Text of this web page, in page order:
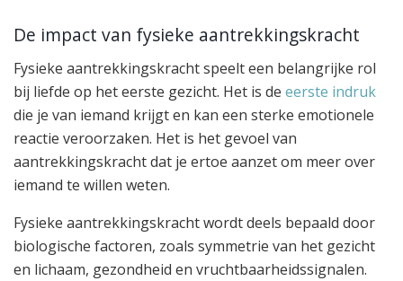
De impact van fysieke aantrekkingskracht
Fysieke aantrekkingskracht speelt een belangrijke rol
bij liefde op het eerste gezicht. Het is de eerste indruk
die je van iemand krijgt en kan een sterke emotionele
reactie veroorzaken. Het is het gevoel van
aantrekkingskracht dat je ertoe aanzet om meer over
iemand te willen weten.
Fysieke aantrekkingskracht wordt deels bepaald door
biologische factoren, zoals symmetrie van het gezicht
en lichaam, gezondheid en vruchtbaarheidssignalen.